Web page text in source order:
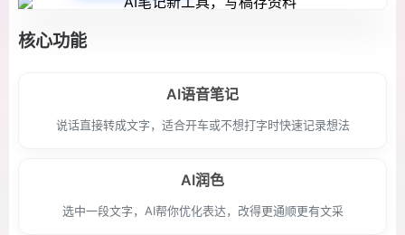
核心功能
AI语音笔记
说话直接转成文字，适合开车或不想打字时快速记录想法
AI润色
选中一段文字，AI帮你优化表达，改得更通顺更有文采